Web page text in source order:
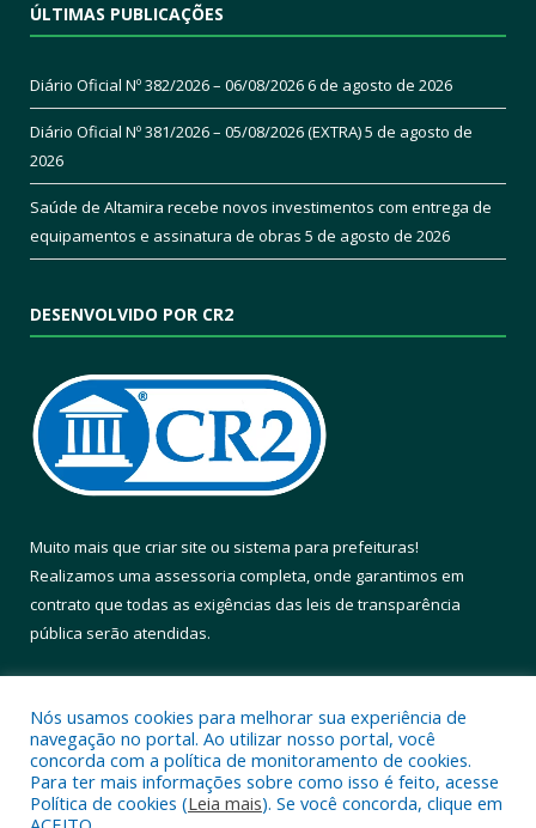
ÚLTIMAS PUBLICAÇÕES
Diário Oficial Nº 382/2026 – 06/08/20266 de agosto de 2026
Diário Oficial Nº 381/2026 – 05/08/2026 (EXTRA)5 de agosto de
2026
Saúde de Altamira recebe novos investimentos com entrega de
equipamentos e assinatura de obras 5 de agosto de 2026
DESENVOLVIDO POR CR2
Muito mais que criar site ou sistema para prefeituras!
Realizamos uma assessoria completa, onde garantimos em
contrato que todas as exigências das leis de transparência
pública serão atendidas.
Todos os direitos reservados a Prefeitura Municipal de Altamira.
Nós usamos cookies para melhorar sua experiência de
navegação no portal. Ao utilizar nosso portal, você
concorda com a política de monitoramento de cookies.
Para ter mais informações sobre como isso é feito, acesse
Política de cookies (Leia mais). Se você concorda, clique em